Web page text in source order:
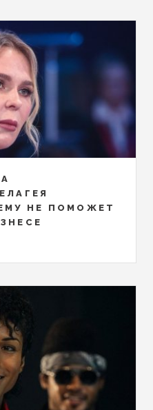
НЕ ПОМОЖЕТ